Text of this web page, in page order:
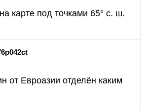
карте под точками 65° с. ш.
от Евроазии отделëн каким